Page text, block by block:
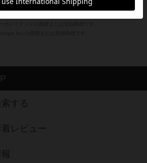
および他の国々で登録されたApple Inc.の商標です。
する
レビュー